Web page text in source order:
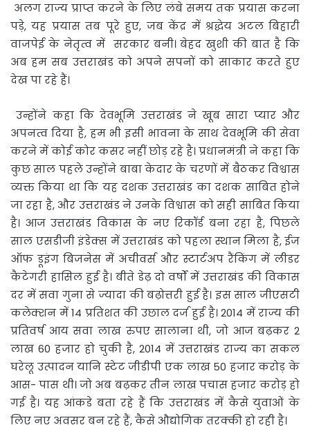
अलग राज्य प्राप्त करने के लिए लंबे समय तक प्रयास करना
पड़े, यह प्रयास तब पूरे हुए, जब केंद्र में श्रद्धेय अटल बिहारी
वाजपेई के नेतृत्व में सरकार बनी। बेहद खुशी की बात है कि
अब हम सब उत्तराखंड को अपने सपनों को साकार करते हुए
देख पा रहे हैं।
उन्होंने कहा कि देवभूमि उत्तराखंड ने खूब सारा प्यार और
अपनत्व दिया है, हम भी इसी भावना के साथ देवभूमि की सेवा
करने में कोई कोर कसर नहीं छोड़ रहे है। प्रधानमंत्री ने कहा कि
कुछ साल पहले उन्होंने बाबा केदार के चरणों में बैठकर विश्वास
व्यक्त किया था कि यह दशक उत्तराखंड का दशक साबित होने
जा रहा है, और उत्तराखंड ने उनके विश्वास को सही साबित किया
है। आज उत्तराखंड विकास के नए रिकॉर्ड बना रहा है, पिछले
साल एसडीजी इंडेक्स में उत्तराखंड को पहला स्थान मिला है, ईज
ऑफ डूइंग बिजनेस में अचीवर्स और स्टार्टअप रैंकिंग में लीडर
कैटेगरी हासिल हुई है। बीते डेढ़ दो वर्षों में उत्तराखंड की विकास
दर में सवा गुना से ज्यादा की बढ़ोत्तरी हुई है। इस साल जीएसटी
कलेक्शन में 14 प्रतिशत की उछाल दर्ज हुई है। 2014 में राज्य की
प्रतिवर्ष आय सवा लाख रुपए सालाना थी, जो आज बढ़कर 2
लाख 60 हजार हो चुकी है, 2014 में उत्तराखंड राज्य का सकल
घरेलू उत्पादन यानि स्टेट जीडीपी एक लाख 50 हजार करोड़ के
आस- पास थी। जो अब बढ़कर तीन लाख पचास हजार करोड़ हो
गई है। यह आंकडे बता रहे हैं कि उत्तराखंड में कैसे युवाओं के
लिए नए अवसर बन रहे हैं, कैसे औद्योगिक तरक्की हो रही है।